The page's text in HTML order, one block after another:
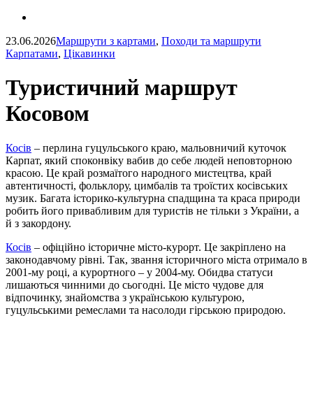
23.06.2026Маршрути з картами, Походи та маршрути
Карпатами, Цікавинки
Туристичний маршрут
Косовом
Косів – перлина гуцульського краю, мальовничий куточок
Карпат, який споконвіку вабив до себе людей неповторною
красою. Це край розмаїтого народного мистецтва, край
автентичності, фольклору, цимбалів та троїстих косівських
музик. Багата історико-культурна спадщина та краса природи
робить його привабливим для туристів не тільки з України, а
й з закордону.
Косів – офіційно історичне місто-курорт. Це закріплено на
законодавчому рівні. Так, звання історичного міста отримало в
2001-му році, а курортного – у 2004-му. Обидва статуси
лишаються чинними до сьогодні. Це місто чудове для
відпочинку, знайомства з українською культурою,
гуцульськими ремеслами та насолоди гірською природою.